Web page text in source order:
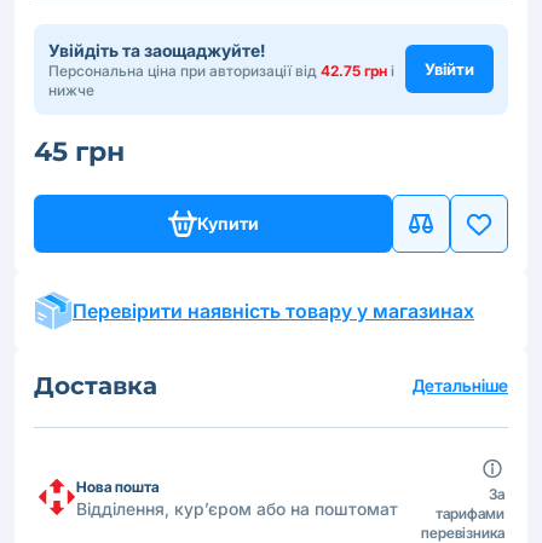
Увійдіть та заощаджуйте!
Персональна ціна при авторизації від 42.75 грн і
нижче
Увійти
45 грн
Купити
Перевірити наявність товару у магазинах
Доставка Детальніше
Нова пошта
Відділення, кур’єром або на поштомат
За
тарифами
перевізника